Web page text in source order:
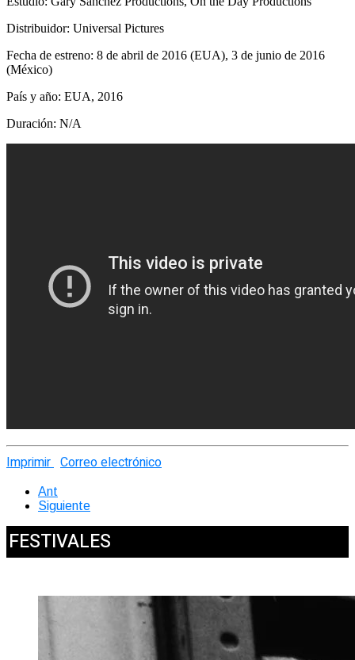
Distribuidor: Universal Pictures
Fecha de estreno: 8 de abril de 2016 (EUA), 3 de junio de 2016
(México)
País y año: EUA, 2016
Duración: N/A
Imprimir Correo electrónico
Ant
Siguiente
FESTIVALES